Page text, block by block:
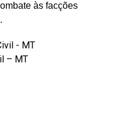
às facções
– MT